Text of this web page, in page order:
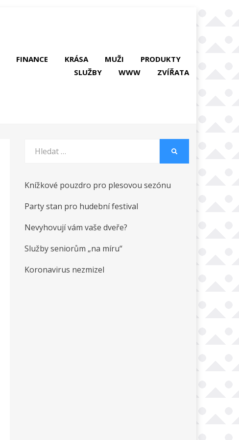
FINANCE KRÁSA MUŽI
PRODUKTY
SLUŽBY
WWW ZVÍŘATA
Knížkové pouzdro pro plesovou sezónu
Party stan pro hudební festival
Nevyhovují vám vaše dveře?
Služby seniorům „na míru“
Koronavirus nezmizel